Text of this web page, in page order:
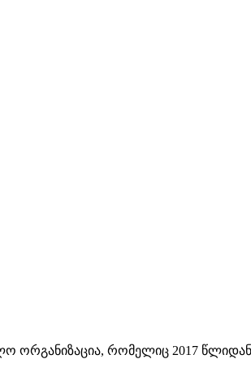
ორგანიზაცია, რომელიც 2017